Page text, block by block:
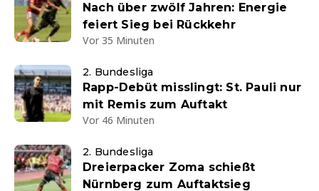
Nach über zwölf Jahren: Energie
feiert Sieg bei Rückkehr
Vor 35 Minuten
2. Bundesliga
Rapp-Debüt misslingt: St. Pauli nur
mit Remis zum Auftakt
Vor 46 Minuten
2. Bundesliga
Dreierpacker Zoma schießt
Nürnberg zum Auftaktsieg